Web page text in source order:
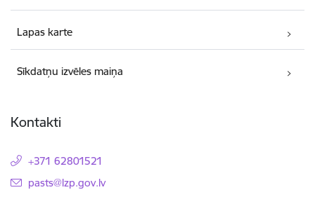
Lapas karte
Sīkdatņu izvēles maiņa
Kontakti
+371 62801521
E-pasts:
pasts@lzp.gov.lv